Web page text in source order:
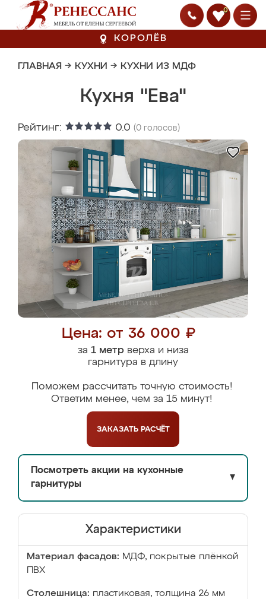
0
КОРОЛЁВ
ГЛАВНАЯ → КУХНИ → КУХНИ ИЗ МДФ
Кухня "Ева"
Рейтинг: 0.0 (0 голосов)
Цена: от 36 000 ₽
за 1 метрверха и низа
гарнитура в длину
Поможем рассчитать точную стоимость!
Ответим менее, чем за 15 минут!
ЗАКАЗАТЬ РАСЧЁТ
Посмотреть акции на кухонные
гарнитуры
▼
Характеристики
Материал фасадов: МДФ, покрытые плёнкой
ПВХ
Столешница: пластиковая, толщина 26 мм